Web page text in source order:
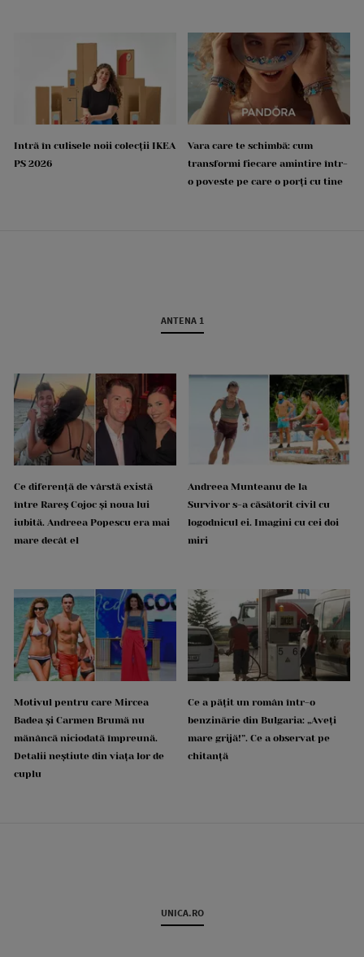
Intră în culisele noii colecții IKEA
PS 2026
Vara care te schimbă: cum
transformi fiecare amintire într-
o poveste pe care o porți cu tine
ANTENA 1
Ce diferență de vârstă există
între Rareș Cojoc și noua lui
iubită. Andreea Popescu era mai
mare decât el
Andreea Munteanu de la
Survivor s-a căsătorit civil cu
logodnicul ei. Imagini cu cei doi
miri
Motivul pentru care Mircea
Badea și Carmen Brumă nu
mănâncă niciodată împreună.
Detalii neștiute din viața lor de
cuplu
Ce a pățit un român într-o
benzinărie din Bulgaria: „Aveți
mare grijă!”. Ce a observat pe
chitanță
UNICA.RO